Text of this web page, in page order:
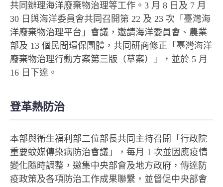
共同辦理海洋廢棄物治理等工作。3 月 8 日及 7 月
30 日與海洋委員會共同召開第 22 及 23 次「臺灣海
洋廢棄物治理平台」會議，邀請海洋委員會、農業
部及 13 個民間環保團體，共同研商修正「臺灣海洋
廢棄物治理行動方案第三版（草案）」，並於 5 月
16 日下達。
登革熱防治
本部與衛生福利部二位部長共同主持召開「行政院
重要蚊媒傳染病防治會議」，每月 1 次並因應疫情
變化隨時調整，邀集中央部會及地方政府，傳達防
疫政策及各項防治工作成果聯繫，並督促中央部會